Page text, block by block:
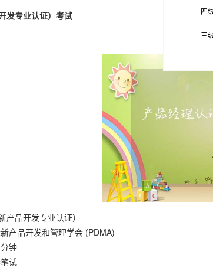
四
三
发专业认证）考试
产品开发专业认证）
产品开发和管理学会 (PDMA)
钟
试